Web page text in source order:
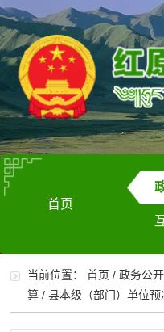
首页
当前位置：首页 /政务公开
算 /县本级（部门）单位预